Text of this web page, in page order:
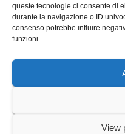
queste tecnologie ci consente di
durante la navigazione o ID
consenso potrebbe influire
funzioni.
View
Proudly powered by